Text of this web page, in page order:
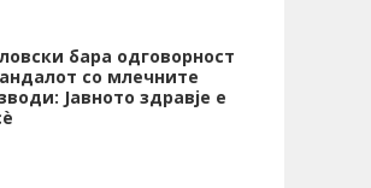
бара одговорност
со млечните
Јавното здравје е